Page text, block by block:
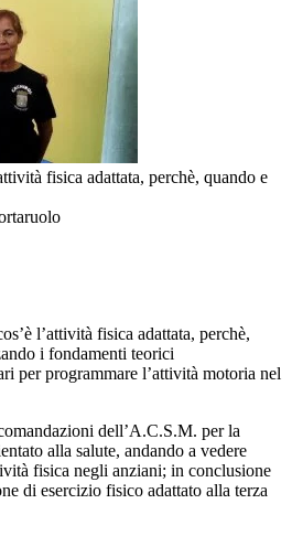
fisica adattata, perchè, quando e
l’attività fisica adattata, perchè,
i fondamenti teorici
per programmare l’attività motoria nel
dell’A.C.S.M. per la
alla salute, andando a vedere
fisica negli anziani; in conclusione
di esercizio fisico adattato alla terza